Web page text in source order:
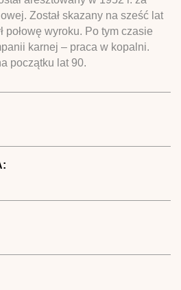
Został skazany na sześć lat
połowę wyroku. Po tym czasie
karnej – praca w kopalni.
początku lat 90.